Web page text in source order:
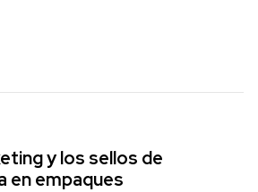
y los sellos de
en empaques